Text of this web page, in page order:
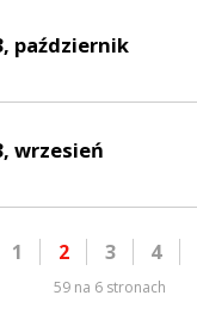
październik
wrzesień
1 2 3 4
59 na 6 stronach